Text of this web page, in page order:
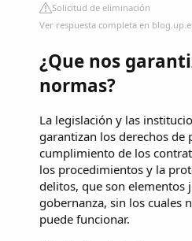
Solicitud de eliminación
Ver respuesta completa en
¿Que nos
normas?
La legislación y las
garantizan los derechos de
cumplimiento de los
los procedimientos y la
delitos, que son elementos
gobernanza, sin los cuales
puede funcionar.